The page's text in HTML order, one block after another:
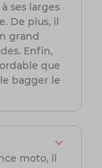
ses larges
De plus, il
grand
Enfin,
que
bagger le
moto, il